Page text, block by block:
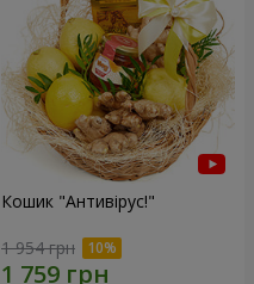
Кошик "Антивірус!"
1 954 грн